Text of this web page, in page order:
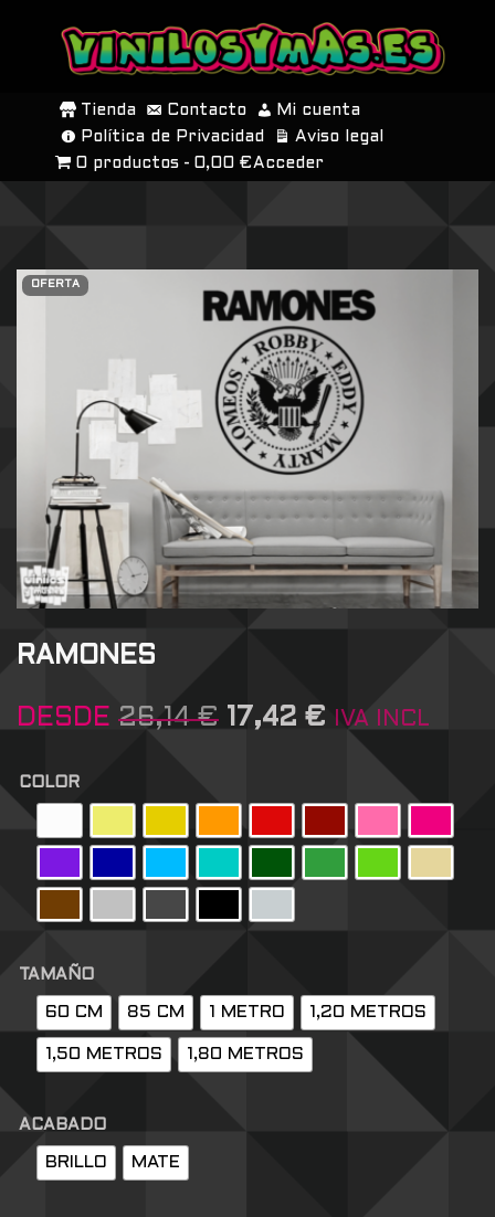
SALTAR
CONTENIDO
Tienda Contacto
Mi cuenta
Política de Privacidad
Aviso legal
0 productos
0,00 € Acceder
OFERTA
RAMONES
DESDE 26,14€ 17,42 € IVA INCL
COLOR
TAMAÑO
60 CM 85 CM 1 METRO 1,20 METROS
1,50 METROS 1,80 METROS
ACABADO
BRILLO MATE